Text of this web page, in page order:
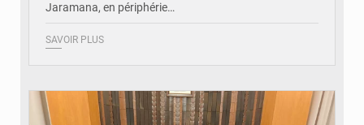
Jaramana, en périphérie…
SAVOIR PLUS